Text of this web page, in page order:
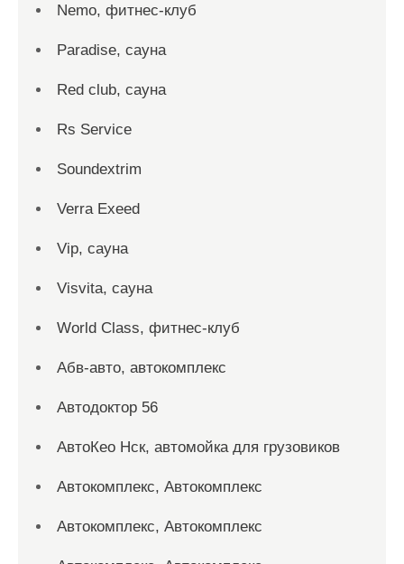
Nemo, фитнес-клуб
Paradise, сауна
Red сlub, сауна
Rs Service
Soundextrim
Verra Exeed
Vip, сауна
Visvita, сауна
World Class, фитнес-клуб
Абв-авто, автокомплекс
Автодоктор 56
АвтоКео Нск, автомойка для грузовиков
Автокомплекс, Автокомплекс
Автокомплекс, Автокомплекс